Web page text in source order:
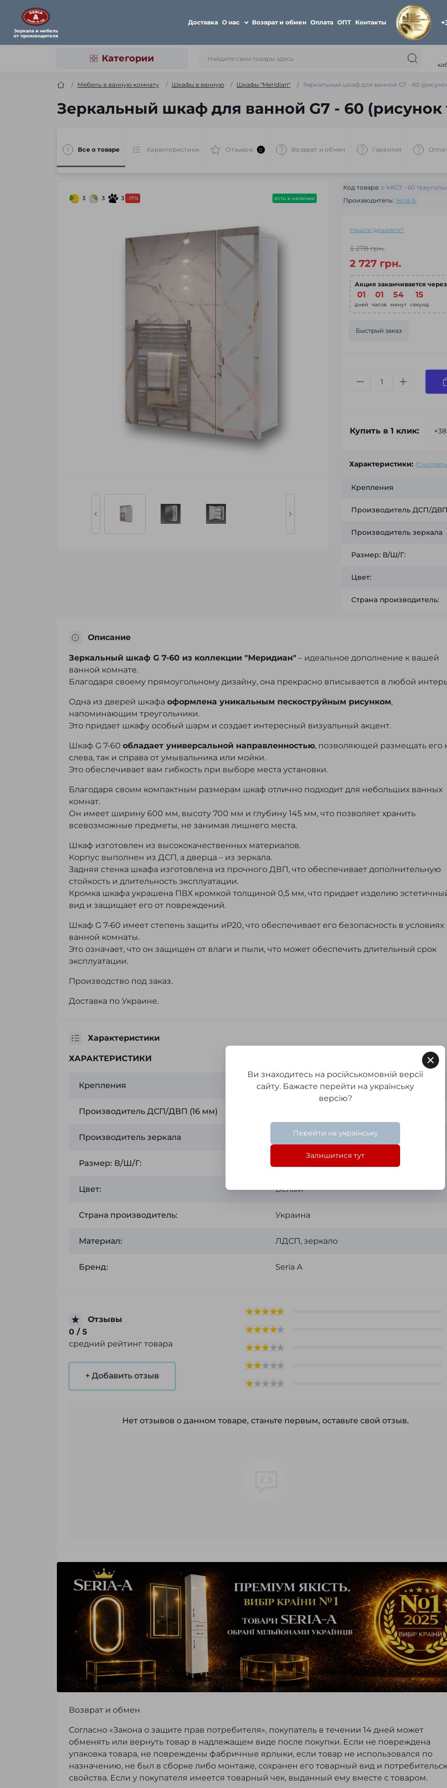
Зеркала и мебель
от производителя
Доставка О нас Возврат и обмен Оплата ОПТ Контакты
Категории
Мебель в ванную комнату Шкафы в ванную Шкафы "Meridian" Зеркальный шкаф для ванной G7 - 60
Зеркальный шкаф для ванной G7 - 60 (рисунок
Все о товаре Характеристики Отзывов 0 Возврат и обмен Гарантия
3 3 3 -17% есть в наличии
Код товара: s-k#G7 - 60
Производитель: Seria A
Нашли дешевле?
3 278 грн.
2 727 грн.
Акция заканчивается
01
дней
01
часов
54
минут
14
секунд
Быстрый заказ
Купить в 1 клик:
Характеристики:
Крепления
Производитель ДСП/
Производитель зеркала
Размер: В/Ш/Г:
Цвет:
Страна производитель:
Описание
Зеркальный шкаф G 7-60 из коллекции "Меридиан" – идеальное дополнение к вашей
ванной комнате.
Благодаря своему прямоугольному дизайну, она прекрасно вписывается в любой
Одна из дверей шкафа оформлена уникальным пескоструйным рисунком,
напоминающим треугольники.
Это придает шкафу особый шарм и создает интересный визуальный акцент.
Шкаф G 7-60 обладает универсальной направленностью, позволяющей размещать его
слева, так и справа от умывальника или мойки.
Это обеспечивает вам гибкость при выборе места установки.
Благодаря своим компактным размерам шкаф отлично подходит для небольших ванных
комнат.
Он имеет ширину 600 мм, высоту 700 мм и глубину 145 мм, что позволяет хранить
всевозможные предметы, не занимая лишнего места.
Шкаф изготовлен из высококачественных материалов.
Корпус выполнен из ДСП, а дверца – из зеркала.
Задняя стенка шкафа изготовлена из прочного ДВП, что обеспечивает дополнительную
стойкость и длительность эксплуатации.
Кромка шкафа украшена ПВХ кромкой толщиной 0,5 мм, что придает изделию
вид и защищает его от повреждений.
Шкаф G 7-60 имеет степень защиты иР20, что обеспечивает его безопасность в условиях
ванной комнаты.
Это означает, что он защищен от влаги и пыли, что может обеспечить длительный срок
эксплуатации.
Производство под заказ.
Доставка по Украине.
Характеристики
ХАРАКТЕРИСТИКИ
Крепления +
Производитель ДСП/ДВП (16 мм)
Производитель зеркала AGC Belgium (влагостойкое)
Размер: В/Ш/Г:
Цвет: Белый
Страна производитель: Украина
Материал: ЛДСП, зеркало
Бренд: Seria A
Отзывы
0 / 5
средний рейтинг товара
+ Добавить отзыв
Нет отзывов о данном товаре, станьте первым, оставьте свой отзыв.
Возврат и обмен
Согласно «Закона о защите прав потребителя», покупатель в течении 14 дней может
обменять или вернуть товар в надлежащем виде после покупки. Если не повреждена
упаковка товара, не повреждены фабричные ярлыки, если товар не использовался по
назначению, не был в сборке либо монтаже, сохранен его товарный вид и
свойства. Если у покупателя имеется товарный чек, выданный ему вместе с товаром.
Ви знаходитесь на російськомовній версії
сайту. Бажаєте перейти на українську
версію?
Перейти на українську
Залишитися тут